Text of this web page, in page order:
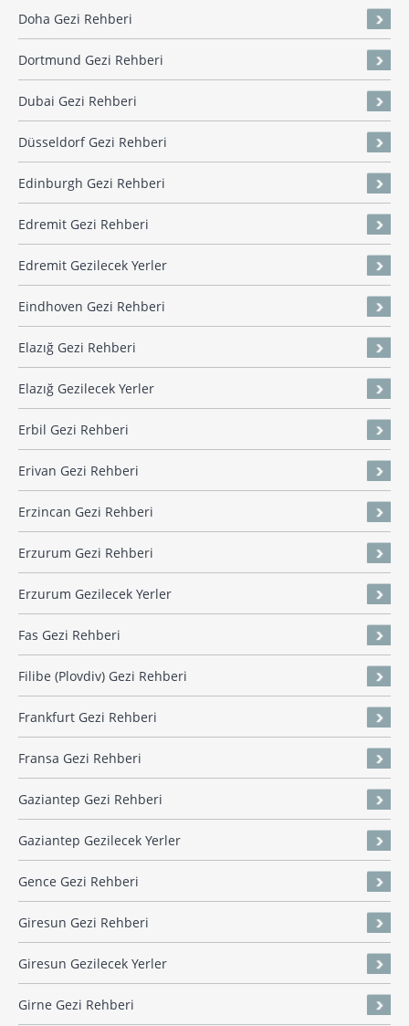
Doha Gezi Rehberi
Dortmund Gezi Rehberi
Dubai Gezi Rehberi
Düsseldorf Gezi Rehberi
Edinburgh Gezi Rehberi
Edremit Gezi Rehberi
Edremit Gezilecek Yerler
Eindhoven Gezi Rehberi
Elazığ Gezi Rehberi
Elazığ Gezilecek Yerler
Erbil Gezi Rehberi
Erivan Gezi Rehberi
Erzincan Gezi Rehberi
Erzurum Gezi Rehberi
Erzurum Gezilecek Yerler
Fas Gezi Rehberi
Filibe (Plovdiv) Gezi Rehberi
Frankfurt Gezi Rehberi
Fransa Gezi Rehberi
Gaziantep Gezi Rehberi
Gaziantep Gezilecek Yerler
Gence Gezi Rehberi
Giresun Gezi Rehberi
Giresun Gezilecek Yerler
Girne Gezi Rehberi